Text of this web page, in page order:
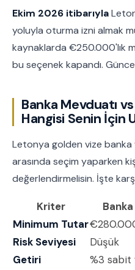
Ekim 2026 itibarıyla
yoluyla oturma izni almak
kaynaklarda €250.000'lık
bu seçenek kapandı.
Banka Mevduatı
Hangisi Senin İçin
Letonya golden vize banka
arasında seçim yaparken
değerlendirmelisin. İşte
Kriter
Minimum Tutar
Risk Seviyesi
Düşük
Getiri
%3 sabit